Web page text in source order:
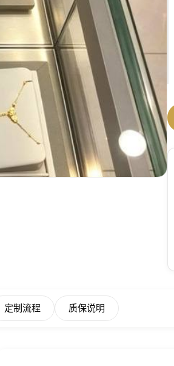
定制流程 质保说明